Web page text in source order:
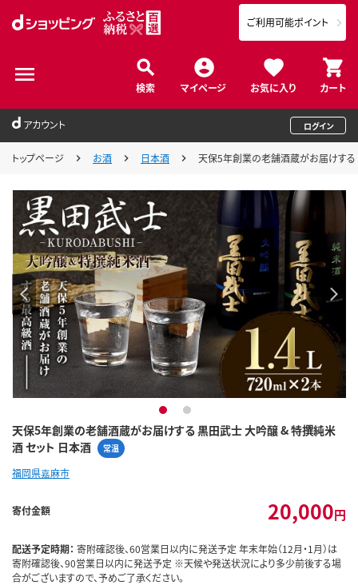
検索 マイページ お気に入り カート
ご利用可能ポイント
アカウント ログイン
トップページ お酒 日本酒 天保5年創業の老舗酒蔵がお届けす
天保5年創業の老舗酒蔵がお届けする 黒田武士 大吟醸 & 特撰純米
酒 セット 日本酒
常温
1 2
福岡県嘉麻市
寄付金額 20,000円
配送予定時期： 寄附確認後、60営業日以内に発送予定 年末年始（12月・1月）は
寄附確認後、90営業日以内に発送予定 ※天候や発送状況により多少前後する場
合がございますので、予めご了承ください。